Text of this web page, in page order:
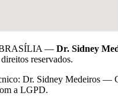
— Dr. Sidney
reservados.
Dr. Sidney Medeiros —
a LGPD.